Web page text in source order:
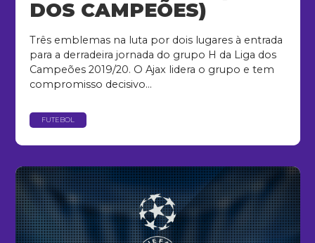
DOS CAMPEÕES)
Três emblemas na luta por dois lugares à entrada
para a derradeira jornada do grupo H da Liga dos
Campeões 2019/20. O Ajax lidera o grupo e tem
compromisso decisivo...
FUTEBOL